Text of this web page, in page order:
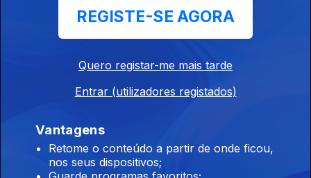
O que devem fazer os estudantes que querem estudar em
Consultório Jurídico
Ep. 95
10 jun. 2026
Requisitos necessários para trabalhar em Portugal
REGISTE-SE AGORA
Quero registar-me mais tarde
Entrar (utilizadores registados)
Vantagens
Retome o conteúdo a partir de onde ficou,
nos seus dispositivos;